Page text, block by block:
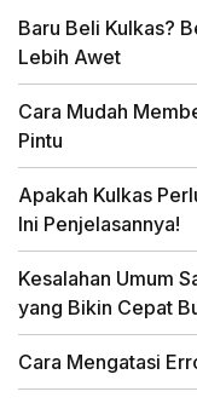
Baru Beli Kulkas?
Lebih Awet
Cara Mudah
Pintu
Apakah Kulkas
Ini Penjelasannya!
Kesalahan Umum
yang Bikin Cepat
Cara Mengatasi